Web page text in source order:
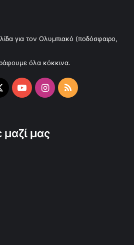
για τον Ολυμπιακό (ποδόσφαιρο,
όλα κόκκινα.
X YouTubeInstagram
RSS
μας